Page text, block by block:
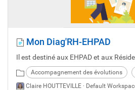
Mon Diag'RH-EHPAD
Il est destiné aux EHPAD et aux
Accompagnement des évolutions
Claire HOUTTEVILLE · Default